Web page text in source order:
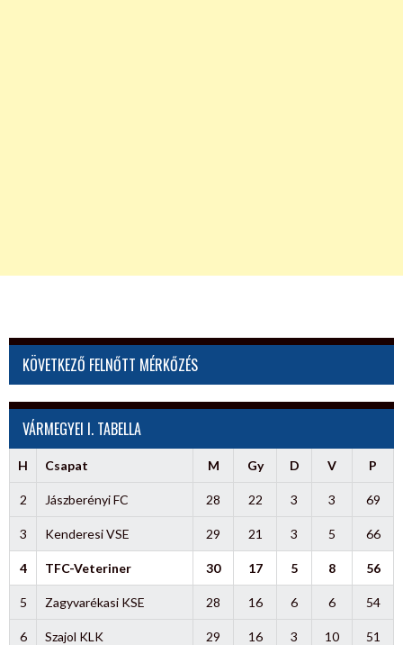
KÖVETKEZŐ FELNŐTT MÉRKŐZÉS
VÁRMEGYEI I. TABELLA
H Csapat M Gy D V P
2 Jászberényi FC 28 22 3 3 69
3 Kenderesi VSE 29 21 3 5 66
4 TFC-Veteriner 30 17 5 8 56
5 Zagyvarékasi KSE 28 16 6 6 54
6 Szajol KLK 29 16 3 10 51